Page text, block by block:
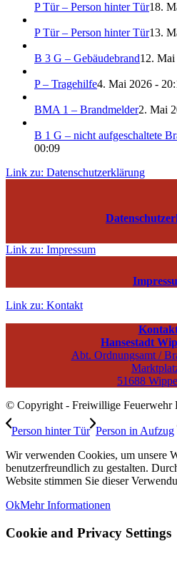
P Tür – Person hinter Tür18.
P Tür – Person hinter Tür13.
B 3 G – Gebäudebrand12.
P – Tragehilfe4. Mai 2026 -
BMA 1 – Brandmelder2. Mai
B 1 G – nicht aufgeschaltete
00:09
Link zu: Datenschutzerklärung
Link zu: Impressum
Link zu: Kontakt
Hansestadt
Abt. Ordnungsamt /
51688
© Copyright - Freiwillige Feuerwehr
Person hinter Tür Person in Aufzug
Wir verwenden Cookies, um unsere
benutzerfreundlich zu gestalten.
Website stimmen Sie dieser
OkMehr Informationen
Cookie and Privacy Settings